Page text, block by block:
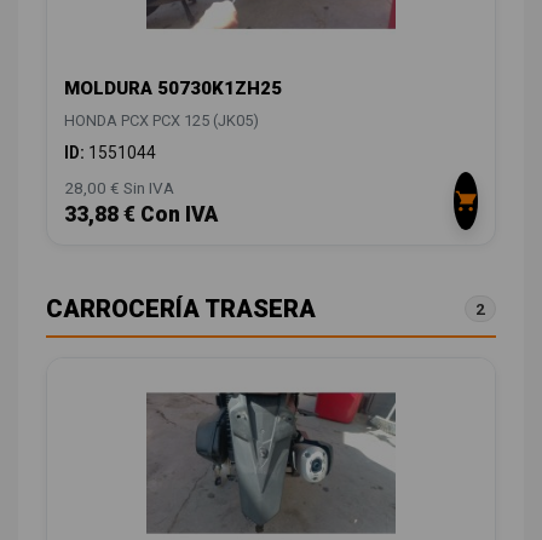
MOLDURA 50730K1ZH25
HONDA PCX PCX 125 (JK05)
ID: 1551044
28,00 € Sin IVA
33,88 € Con IVA
CARROCERÍA TRASERA 2